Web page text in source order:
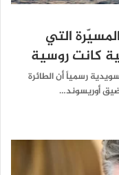
التي
كانت روسية
رسمياً أن الطائرة
أوريسوند…